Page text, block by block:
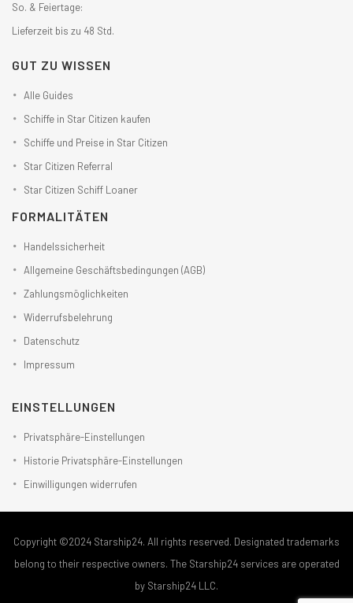
So. & Feiertage:
Lieferzeit bis zu 48 Std.
GUT ZU WISSEN
Alle Guides
Schiffe in Star Citizen kaufen
Schiffe und Preise in Star Citizen
Star Citizen Referral
Star Citizen Schiff Loaner
FORMALITÄTEN
Handelssicherheit
Allgemeine Geschäftsbedingungen (AGB)
Zahlungsmöglichkeiten
Widerrufsbelehrung
Datenschutz
Impressum
EINSTELLUNGEN
Privatsphäre-Einstellungen
Historie Privatsphäre-Einstellungen
Einwilligungen widerrufen
Copyright ©2024 Starship24. All rights reserved. Designated trademarks
belong to their respective owners. The Starship24 services are operated
by Starship24 LLC.